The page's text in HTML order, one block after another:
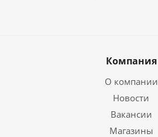
Компания
О компании
Новости
Вакансии
Магазины